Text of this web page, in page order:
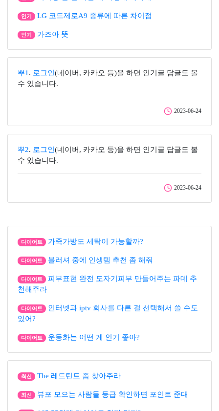
인기 LG 코드제로A9 종류에 따른 차이점
인기 가즈아 뜻
뿌1 . 로그인 (네이버, 카카오 등)을 하면 인기글 답글도 볼
수 있습니다.
2023-06-24
뿌2. 로그인 (네이버, 카카오 등)을 하면 인기글 답글도 볼
수 있습니다.
2023-06-24
다이어트 가죽가방도 세탁이 가능할까?
다이어트 블러셔 중에 인생템 추천 좀 해줘
다이어트
피부표현 완전 도자기피부 만들어주는 파데 추
천해주라
다이어트
인터넷과 iptv 회사를 다른 걸 선택해서 쓸 수도
있어?
다이어트 운동화는 어떤 게 인기 좋아?
최신 The 레드틴트 좀 찾아주라
최신 뷰포 모으는 사람들 등급 확인하면 포인트 준대